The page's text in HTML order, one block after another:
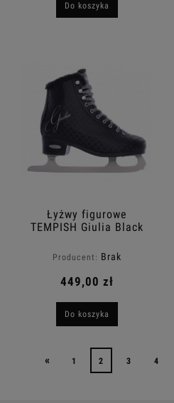
Do koszyka
Łyżwy figurowe
TEMPISH Giulia Black
Producent: Brak
449,00 zł
Do koszyka
« 1 2 3 4